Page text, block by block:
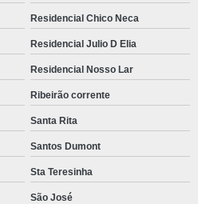
Residencial Chico Neca
Residencial Julio D Elia
Residencial Nosso Lar
Ribeirão corrente
Santa Rita
Santos Dumont
Sta Teresinha
São José